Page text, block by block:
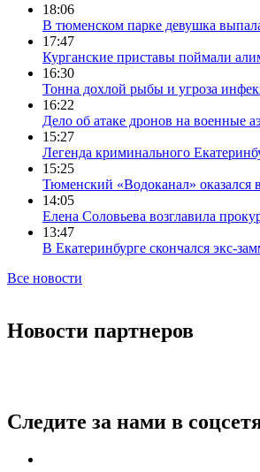
18:06
В тюменском парке девушка
17:47
Курганские приставы поймали
16:30
Тонна дохлой рыбы и угроза
16:22
Дело об атаке дронов на военные
15:27
Легенда криминального
15:25
Тюменский «Водоканал» оказался
14:05
Елена Соловьева возглавила
13:47
В Екатеринбурге скончался экс-
Все новости
Новости партнеров
Следите за нами в